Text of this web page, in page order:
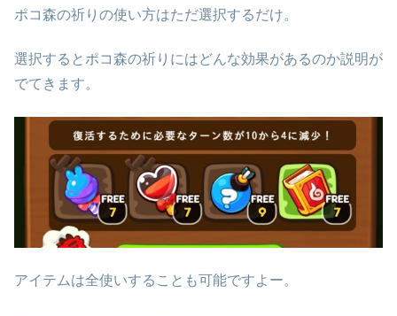
ポコ森の祈りの使い方はただ選択するだけ。
選択するとポコ森の祈りにはどんな効果があるのか説明が
でてきます。
アイテムは全使いすることも可能ですよー。